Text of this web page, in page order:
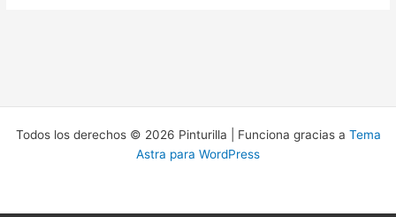
Todos los derechos © 2026 Pinturilla | Funciona gracias a Tema
Astra para WordPress